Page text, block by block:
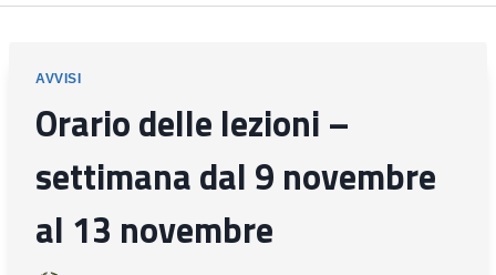
AVVISI
Orario delle lezioni –
settimana dal 9 novembre
al 13 novembre